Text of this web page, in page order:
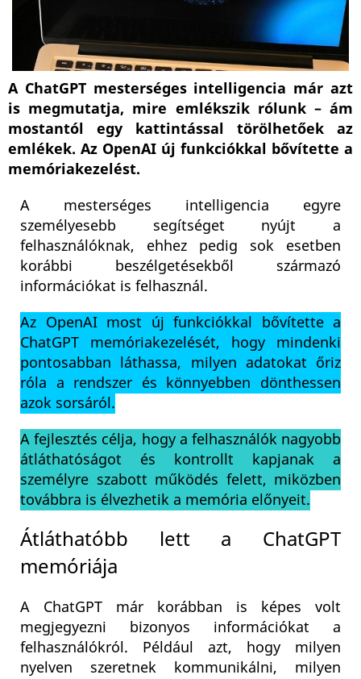
A ChatGPT mesterséges intelligencia már azt
is megmutatja, mire emlékszik rólunk – ám
mostantól egy kattintással törölhetőek az
emlékek. Az OpenAI új funkciókkal bővítette a
memóriakezelést.
A mesterséges intelligencia egyre
személyesebb segítséget nyújt a
felhasználóknak, ehhez pedig sok esetben
korábbi beszélgetésekből származó
információkat is felhasznál.
Az OpenAI most új funkciókkal bővítette a
ChatGPT memóriakezelését, hogy mindenki
pontosabban láthassa, milyen adatokat őriz
róla a rendszer és könnyebben dönthessen
azok sorsáról.
A fejlesztés célja, hogy a felhasználók nagyobb
átláthatóságot és kontrollt kapjanak a
személyre szabott működés felett, miközben
továbbra is élvezhetik a memória előnyeit.
Átláthatóbb lett a ChatGPT
memóriája
A ChatGPT már korábban is képes volt
megjegyezni bizonyos információkat a
felhasználókról. Például azt, hogy milyen
nyelven szeretnek kommunikálni, milyen